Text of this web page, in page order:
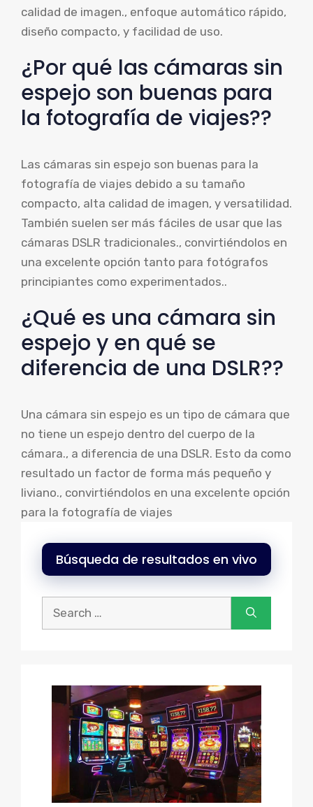
calidad de imagen., enfoque automático rápido,
diseño compacto, y facilidad de uso.
¿Por qué las cámaras sin
espejo son buenas para
la fotografía de viajes??
Las cámaras sin espejo son buenas para la
fotografía de viajes debido a su tamaño
compacto, alta calidad de imagen, y versatilidad.
También suelen ser más fáciles de usar que las
cámaras DSLR tradicionales., convirtiéndolos en
una excelente opción tanto para fotógrafos
principiantes como experimentados..
¿Qué es una cámara sin
espejo y en qué se
diferencia de una DSLR??
Una cámara sin espejo es un tipo de cámara que
no tiene un espejo dentro del cuerpo de la
cámara., a diferencia de una DSLR. Esto da como
resultado un factor de forma más pequeño y
liviano., convirtiéndolos en una excelente opción
para la fotografía de viajes
Búsqueda de resultados en vivo
Buscar: